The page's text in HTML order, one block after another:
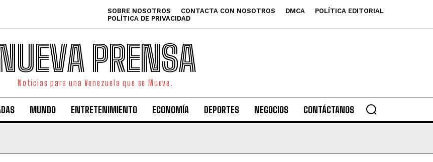
SOBRE NOSOTROS CONTACTA CON NOSOTROS DMCA
POLÍTICA EDITORIAL
POLÍTICA DE PRIVACIDAD
PRENSA
Noticias para una Venezuela que se Mueve.
MUNDO ENTRETENIMIENTO ECONOMÍA DEPORTES NEGOCIOS CONTÁCTANOS